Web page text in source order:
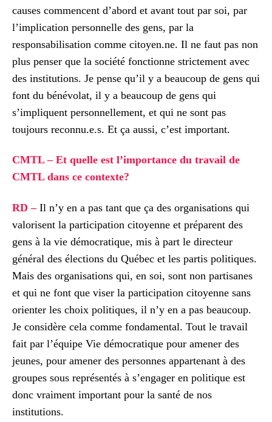
causes commencent d’abord et avant tout par soi, par
l’implication personnelle des gens, par la
responsabilisation comme citoyen.ne. Il ne faut pas non
plus penser que la société fonctionne strictement avec
des institutions. Je pense qu’il y a beaucoup de gens qui
font du bénévolat, il y a beaucoup de gens qui
s’impliquent personnellement, et qui ne sont pas
toujours reconnu.e.s. Et ça aussi, c’est important.
CMTL – Et quelle est l’importance du travail de
CMTL dans ce contexte?
RD– Il n’y en a pas tant que ça des organisations qui
valorisent la participation citoyenne et préparent des
gens à la vie démocratique, mis à part le directeur
général des élections du Québec et les partis politiques.
Mais des organisations qui, en soi, sont non partisanes
et qui ne font que viser la participation citoyenne sans
orienter les choix politiques, il n’y en a pas beaucoup.
Je considère cela comme fondamental. Tout le travail
fait par l’équipe Vie démocratique pour amener des
jeunes, pour amener des personnes appartenant à des
groupes sous représentés à s’engager en politique est
donc vraiment important pour la santé de nos
institutions.